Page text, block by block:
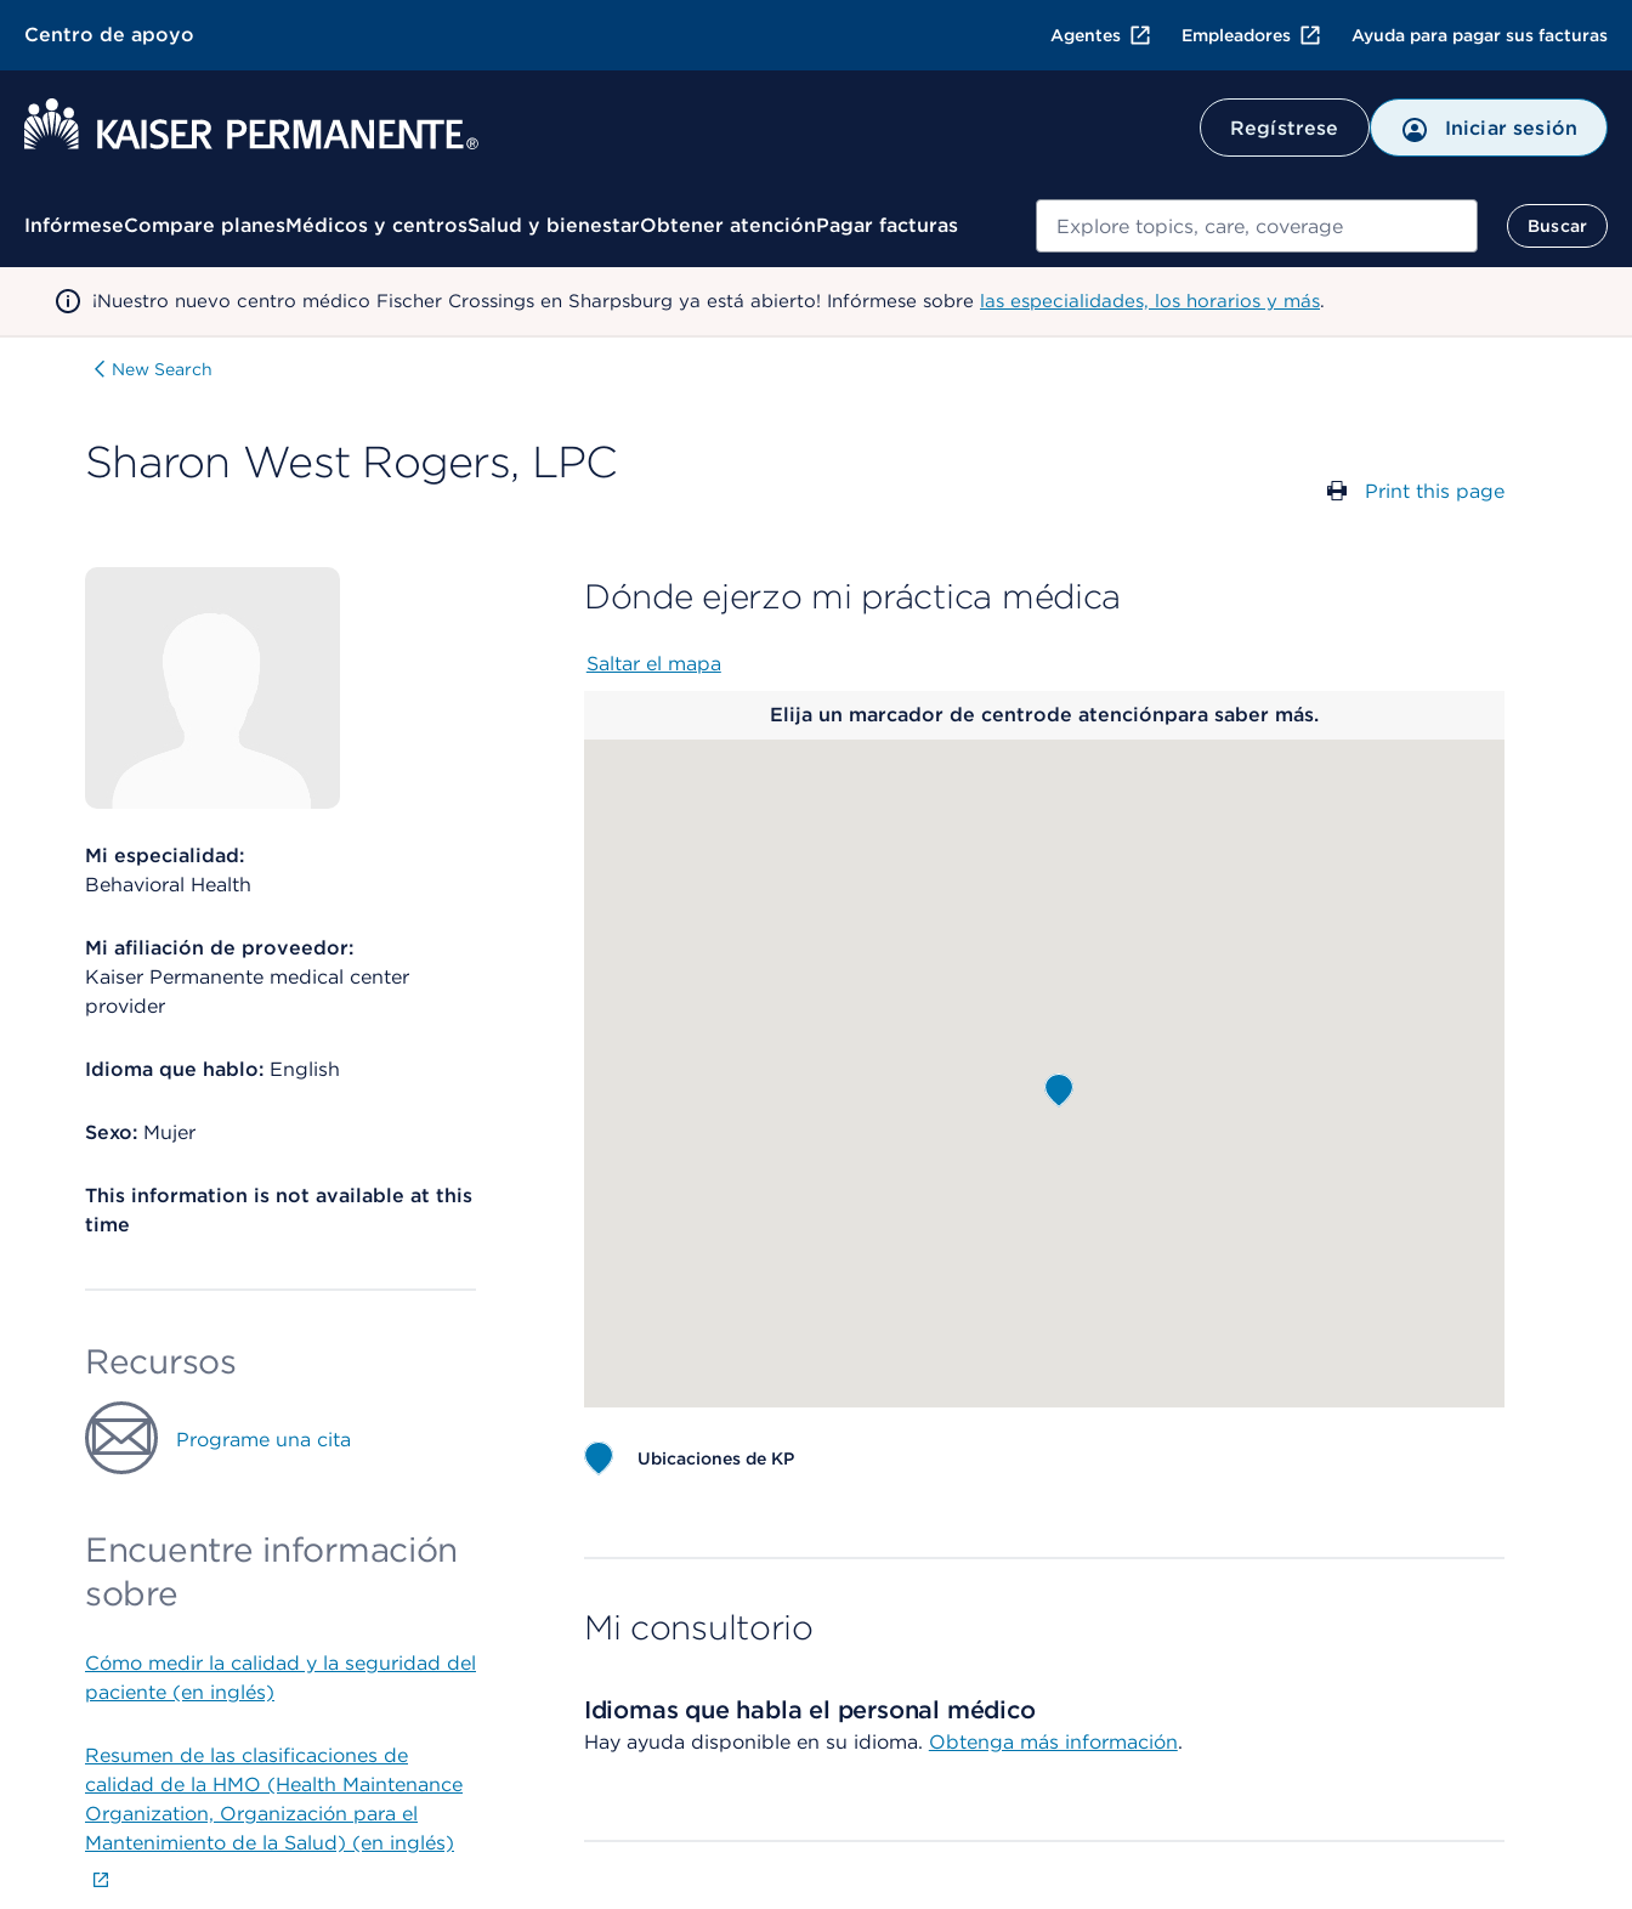
Centro de apoyo Agentes Empleadores Ayuda para pagar sus facturas
Regístrese Iniciar sesión
Menú contextual
InfórmeseCompare planesMédicos y centrosSalud y bienestarObtener atenciónPagar facturas Buscar
Buscar
¡Nuestro nuevo centro médico Fischer Crossings en Sharpsburg ya está abierto! Infórmese sobre las especialidades, los horarios y más.
New Search
Sharon West Rogers, LPC
Print this page
Mi especialidad:
Behavioral Health
Mi afiliación de proveedor:
Kaiser Permanente medical center
provider
Idioma que hablo: English
Sexo: Mujer
This information is not available at this
time
Recursos
Programe una cita
Encuentre información
sobre
Cómo medir la calidad y la seguridad del
paciente (en inglés)
Resumen de las clasificaciones de
calidad de la HMO (Health Maintenance
Organization, Organización para el
Mantenimiento de la Salud) (en inglés)
Dónde ejerzo mi práctica médica
Saltar el mapa
Elija un marcador de centrode atenciónpara saber más.
Ubicaciones de KP
Mi consultorio
Idiomas que habla el personal médico
Hay ayuda disponible en su idioma. Obtenga más información.